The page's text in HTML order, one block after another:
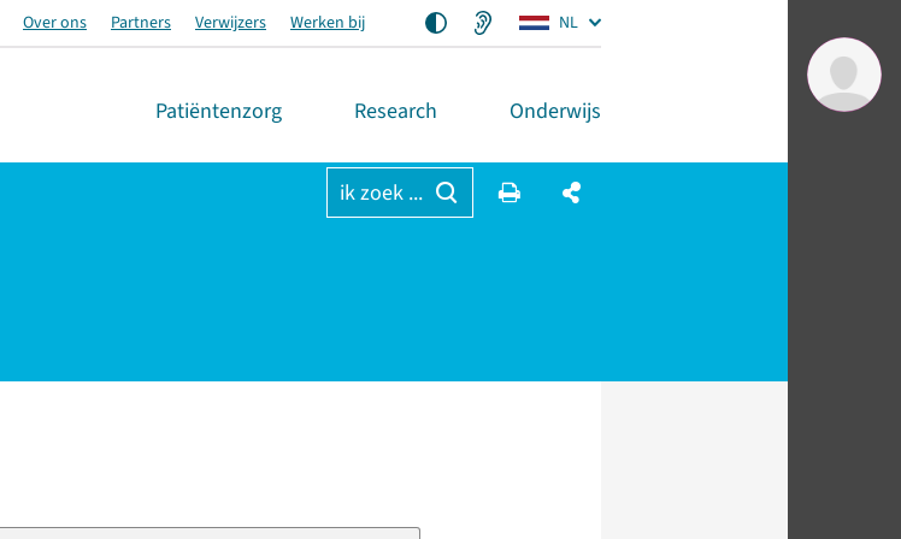
Over ons Partners Verwijzers Werken bij NL
Patiëntenzorg Research Onderwijs
ik zoek ...